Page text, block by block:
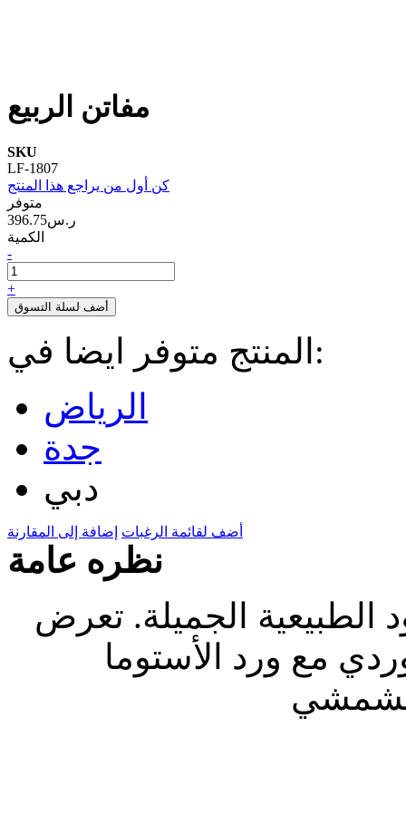
مفاتن الربيع
SKU
LF-1807
كن أول من يراجع هذا المنتج
متوفر
396.75ر.س‏
الكمية
-
+
أضف لسلة التسوق
المنتج متوفر ايضا في:
الرياض
جدة
دبي
أضف لقائمة الرغبات إضافة إلى المقارنة
نظره عامة
الطبيعية الجميلة. تعرض
مع ورد الأستوما